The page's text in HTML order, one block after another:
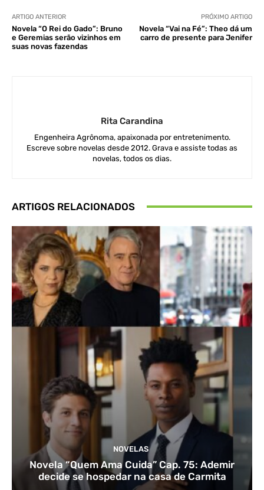
ARTIGO ANTERIOR
Novela “O Rei do Gado”: Bruno
e Geremias serão vizinhos em
suas novas fazendas
PRÓXIMO ARTIGO
Novela “Vai na Fé”: Theo dá um
carro de presente para Jenifer
Rita Carandina
Engenheira Agrônoma, apaixonada por entretenimento.
Escreve sobre novelas desde 2012. Grava e assiste todas as
novelas, todos os dias.
ARTIGOS RELACIONADOS
NOVELAS
Novela “Quem Ama Cuida” Cap. 75: Ademir
decide se hospedar na casa de Carmita